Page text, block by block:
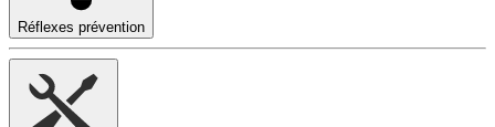
Réflexes prévention